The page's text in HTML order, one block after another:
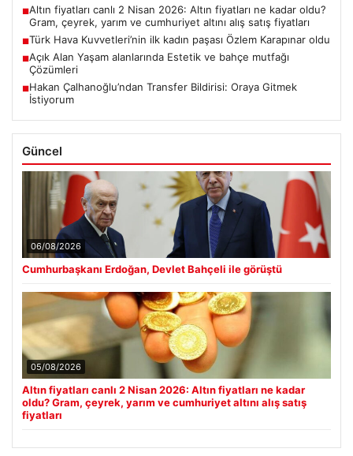
■Altın fiyatları canlı 2 Nisan 2026: Altın fiyatları ne kadar oldu?
Gram, çeyrek, yarım ve cumhuriyet altını alış satış fiyatları
■Türk Hava Kuvvetleri’nin ilk kadın paşası Özlem Karapınar oldu
■Açık Alan Yaşam alanlarında Estetik ve bahçe mutfağı
Çözümleri
■Hakan Çalhanoğlu’ndan Transfer Bildirisi: Oraya Gitmek
İstiyorum
Güncel
06/08/2026
Cumhurbaşkanı Erdoğan, Devlet Bahçeli ile görüştü
05/08/2026
Altın fiyatları canlı 2 Nisan 2026: Altın fiyatları ne kadar
oldu? Gram, çeyrek, yarım ve cumhuriyet altını alış satış
fiyatları